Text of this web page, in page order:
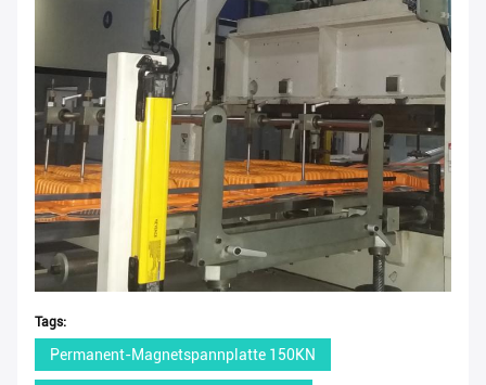
Tags:
Permanent-Magnetspannplatte 150KN